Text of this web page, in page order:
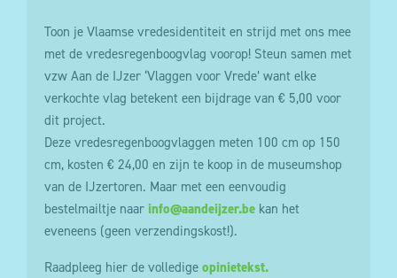
Toon je Vlaamse vredesidentiteit en strijd met ons mee
met de vredesregenboogvlag voorop! Steun samen met
vzw Aan de IJzer ‘Vlaggen voor Vrede’ want elke
verkochte vlag betekent een bijdrage van € 5,00 voor
dit project.
Deze vredesregenboogvlaggen meten 100 cm op 150
cm, kosten € 24,00 en zijn te koop in de museumshop
van de IJzertoren. Maar met een eenvoudig
bestelmailtje naar info@aandeijzer.be kan het
eveneens (geen verzendingskost!).
Raadpleeg hier de volledige opinietekst.